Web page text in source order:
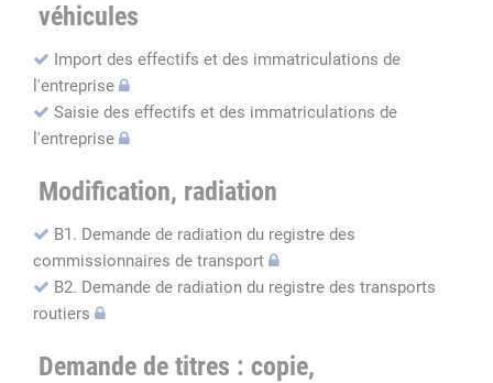
véhicules
Import des effectifs et des immatriculations de
l'entreprise
Saisie des effectifs et des immatriculations de
l'entreprise
Modification, radiation
B1. Demande de radiation du registre des
commissionnaires de transport
B2. Demande de radiation du registre des transports
routiers
Demande de titres : copie,